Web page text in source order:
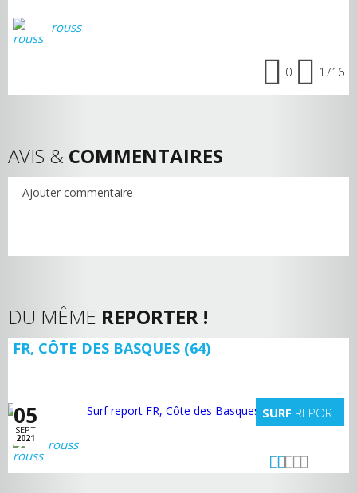
rouss
0 1716
AVIS & COMMENTAIRES
Ajouter commentaire
DU MÊME REPORTER !
FR, CÔTE DES BASQUES (64)
05
SEPT
2021
SURF REPORT
rouss